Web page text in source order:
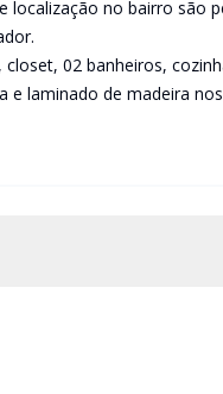
localização no bairro são
02 banheiros,
e laminado de madeira